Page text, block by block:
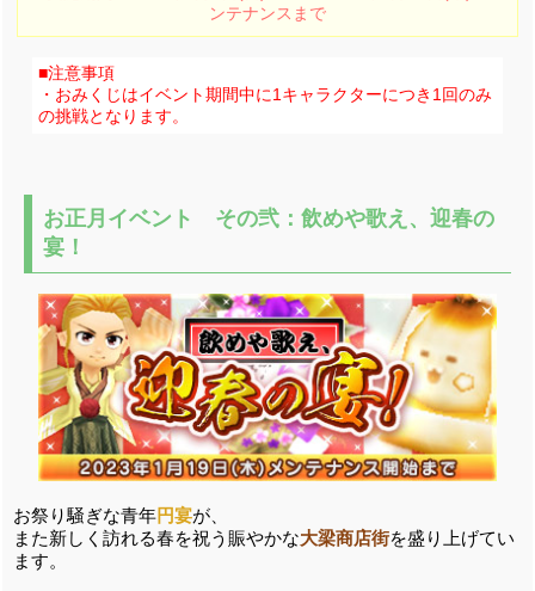
ンテナンスまで
■注意事項
・おみくじはイベント期間中に1キャラクターにつき1回のみ
の挑戦となります。
お正月イベント その弐：飲めや歌え、迎春の
宴！
お祭り騒ぎな青年円宴が、
また新しく訪れる春を祝う賑やかな大梁商店街を盛り上げてい
ます。